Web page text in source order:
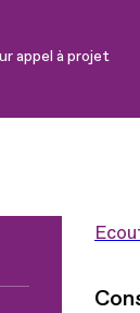
appel à projet